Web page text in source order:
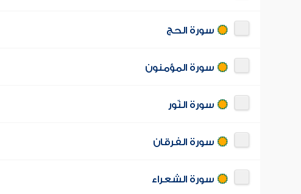
سورة الحج
سورة المؤمنون
سورة النّور
سورة الفرقان
سورة الشعراء